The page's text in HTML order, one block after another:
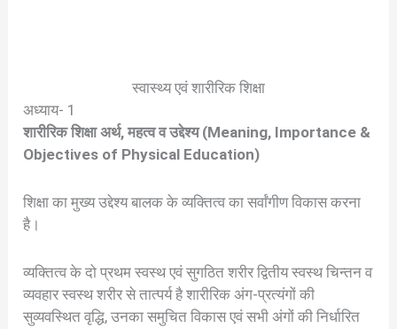
स्वास्थ्य एवं शारीरिक शिक्षा
अध्याय- 1
शारीरिक शिक्षा अर्थ, महत्व व उद्देश्य (Meaning, Importance &
Objectives of Physical Education)
शिक्षा का मुख्य उद्देश्य बालक के व्यक्तित्व का सर्वांगीण विकास करना
है।
व्यक्तित्व के दो प्रथम स्वस्थ एवं सुगठित शरीर द्वितीय स्वस्थ चिन्तन व
व्यवहार स्वस्थ शरीर से तात्पर्य है शारीरिक अंग-प्रत्यंगों की
सुव्यवस्थित वृद्धि, उनका समुचित विकास एवं सभी अंगों की निर्धारित